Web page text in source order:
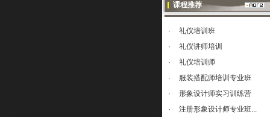
课程推荐
·
礼仪培训班
·
礼仪讲师培训
·
礼仪培训师
·
服装搭配师培训专业班
·
形象设计师实习训练营
·
注册形象设计师专业班...